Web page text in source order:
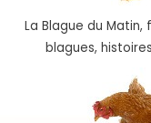
La Blague du
blagues,